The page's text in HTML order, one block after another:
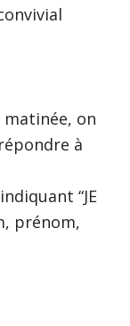
matinée, on
à
“JE
prénom,